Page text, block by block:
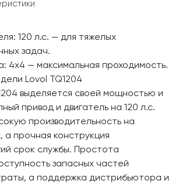
: 120 л.с. — для тяжелых
задач.
: 4x4 — максимальная проходимость.
Lovol TQ1204
выделяется своей мощностью и
привод и двигатель на 120 л.с.
производительность на
а прочная конструкция
срок службы. Простота
запасных частей
а поддержка дистрибьютора и